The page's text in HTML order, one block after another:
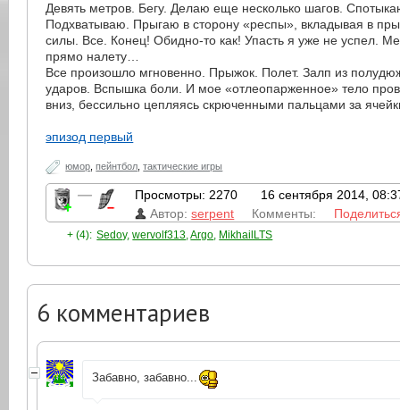
Девять метров. Бегу. Делаю еще несколько шагов.
Подхватываю. Прыгаю в сторону «респы», вкладывая в
силы. Все. Конец! Обидно-то как! Упасть я уже не успел.
прямо налету…
Все произошло мгновенно. Прыжок. Полет. Залп из
ударов. Вспышка боли. И мое «отлеопарженное» тело
вниз, бессильно цепляясь скрюченными пальцами за
эпизод первый
юмор ,пейнтбол ,тактические игры
— Просмотры: 2270
16 сентября 2014,
Автор:serpent Комменты:
+ (4): Sedoy,wervolf313,Argo, MikhailLTS
6 комментариев
Забавно, забавно...